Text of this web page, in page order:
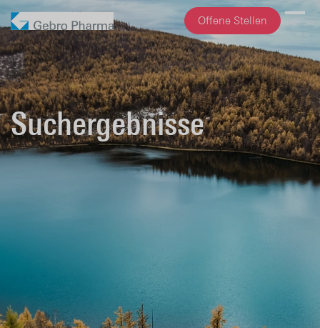
Offene Stellen
Suchergebnisse